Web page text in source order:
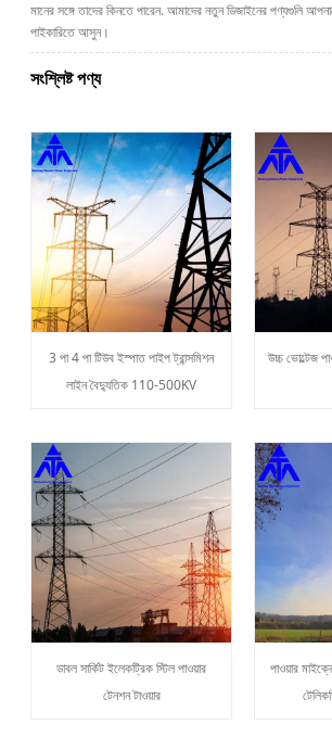
মানের সঙ্গে তাদের কিনতে পারেন. আমাদের নতুন ডিজাইনের পণ্যগুলি
পাইকারিতে আসুন।
সংশ্লিষ্ট পণ্য
3 পা 4 পা টিউব ইস্পাত পাইপ ট্রান্সমিশন
লাইন বৈদ্যুতিক 110-500KV
উচ্চ ভোল্টেজ
ডাবল সার্কিট ইলেকট্রিক স্টিল পাওয়ার
টেনশন টাওয়ার
পাওয়ার